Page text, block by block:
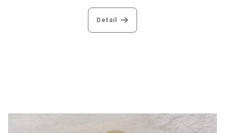
Detail